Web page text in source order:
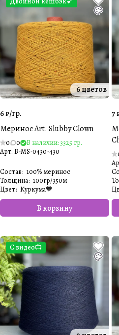
6 цветов
6 ₽/гр.
Меринос Art. Slubby Clown
0 0
В наличии: 3325 гр.
Арт. B-MS-0430-430
В корзину
Состав: 100% меринос
Толщина: 100гр/350м
Цвет: Куркума🧡
7
С видео📺